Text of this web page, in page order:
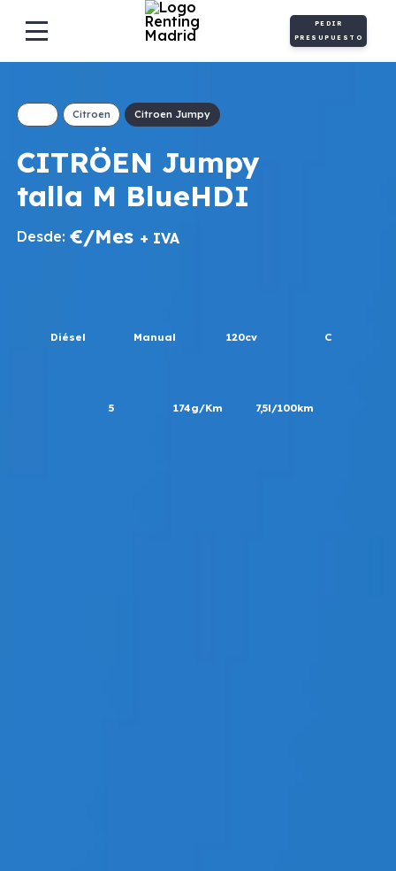
PEDIR
PRESUPUESTO
Citroen Citroen Jumpy
CITRÖEN Jumpy
talla M BlueHDI
Desde: €/Mes + IVA
Diésel Manual 120cv C
5 174g/Km 7,5l/100km